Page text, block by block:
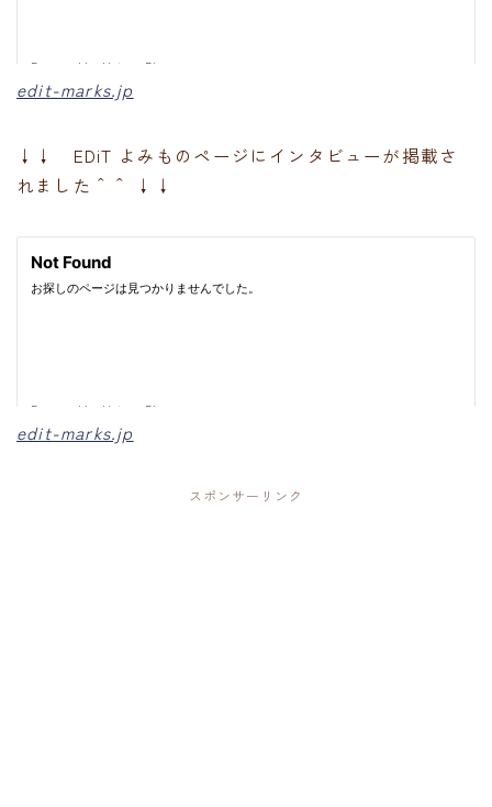
edit-marks.jp
↓↓ EDiT よみものページにインタビューが掲載さ
れました＾＾ ↓↓
edit-marks.jp
スポンサーリンク